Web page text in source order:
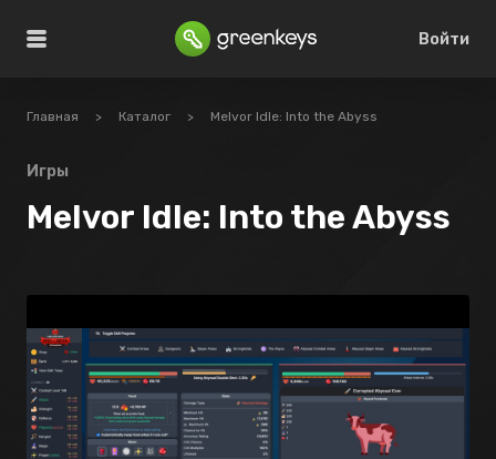
Войти
Главная > Каталог > Melvor Idle: Into the Abyss
Игры
Melvor Idle: Into the Abyss